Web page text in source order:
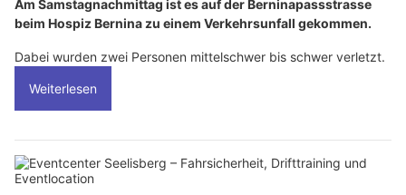
Am Samstagnachmittag ist es auf der Berninapassstrasse
beim Hospiz Bernina zu einem Verkehrsunfall gekommen.
Dabei wurden zwei Personen mittelschwer bis schwer verletzt.
Weiterlesen